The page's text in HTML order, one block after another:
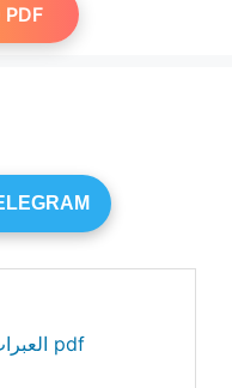
Al Abarat pdf – العبرات pdf